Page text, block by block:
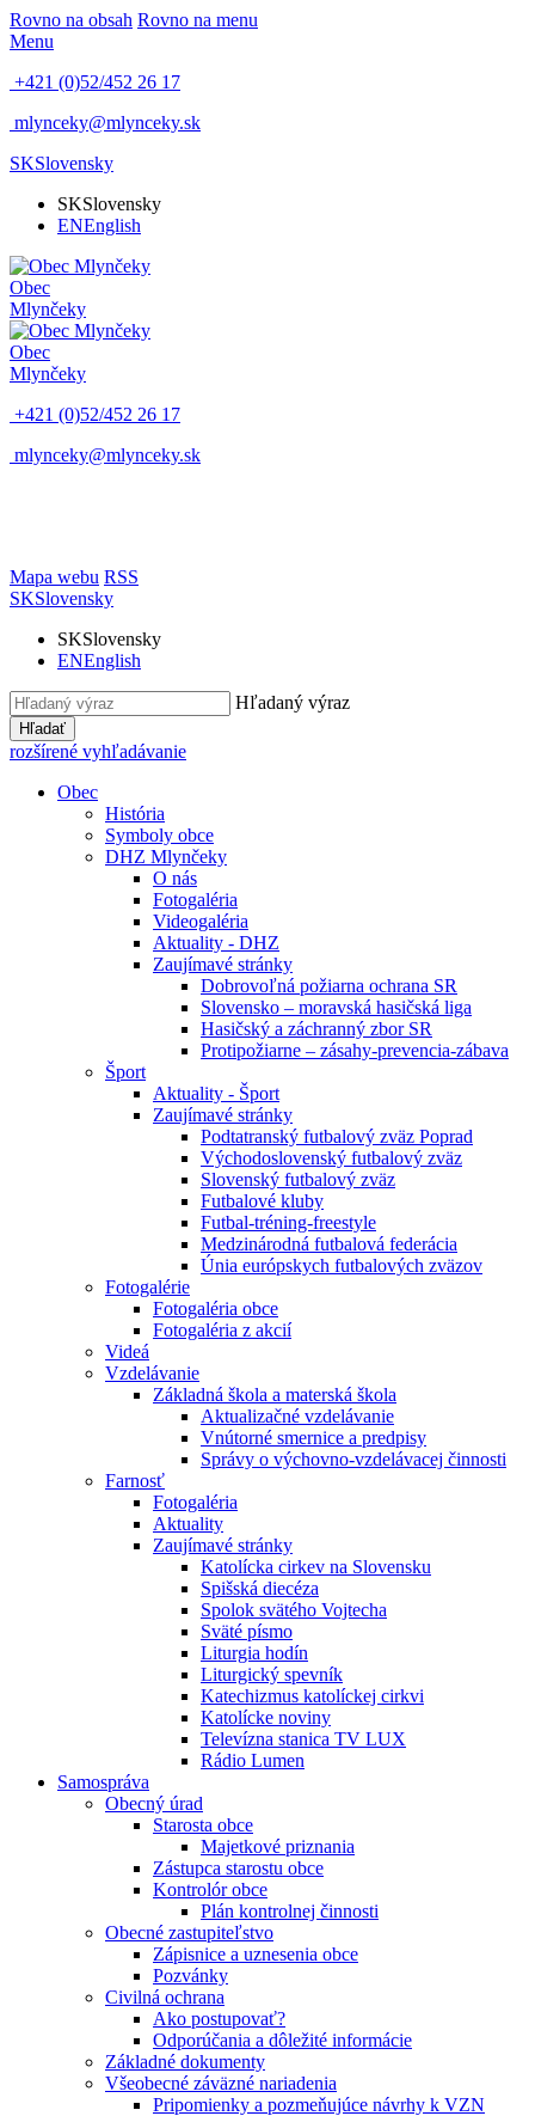
Rovno na obsah Rovno na menu
Menu
+421 (0)52/452 26 17
mlynceky@mlynceky.sk
SKSlovensky
SKSlovensky
ENEnglish
Obec
Mlynčeky
Obec
Mlynčeky
+421 (0)52/452 26 17
mlynceky@mlynceky.sk
Mapa webu RSS
SKSlovensky
SKSlovensky
ENEnglish
Hľadaný výraz
Hľadať
rozšírené vyhľadávanie
Obec
História
Symboly obce
DHZ Mlynčeky
O nás
Fotogaléria
Videogaléria
Aktuality - DHZ
Zaujímavé stránky
Dobrovoľná požiarna ochrana SR
Slovensko – moravská hasičská liga
Hasičský a záchranný zbor SR
Protipožiarne – zásahy-prevencia-zábava
Šport
Aktuality - Šport
Zaujímavé stránky
Podtatranský futbalový zväz Poprad
Východoslovenský futbalový zväz
Slovenský futbalový zväz
Futbalové kluby
Futbal-tréning-freestyle
Medzinárodná futbalová federácia
Únia európskych futbalových zväzov
Fotogalérie
Fotogaléria obce
Fotogaléria z akcií
Videá
Vzdelávanie
Základná škola a materská škola
Aktualizačné vzdelávanie
Vnútorné smernice a predpisy
Správy o výchovno-vzdelávacej činnosti
Farnosť
Fotogaléria
Aktuality
Zaujímavé stránky
Katolícka cirkev na Slovensku
Spišská diecéza
Spolok svätého Vojtecha
Sväté písmo
Liturgia hodín
Liturgický spevník
Katechizmus katolíckej cirkvi
Katolícke noviny
Televízna stanica TV LUX
Rádio Lumen
Samospráva
Obecný úrad
Starosta obce
Majetkové priznania
Zástupca starostu obce
Kontrolór obce
Plán kontrolnej činnosti
Obecné zastupiteľstvo
Zápisnice a uznesenia obce
Pozvánky
Civilná ochrana
Ako postupovať?
Odporúčania a dôležité informácie
Základné dokumenty
Všeobecné záväzné nariadenia
Pripomienky a pozmeňujúce návrhy k VZN